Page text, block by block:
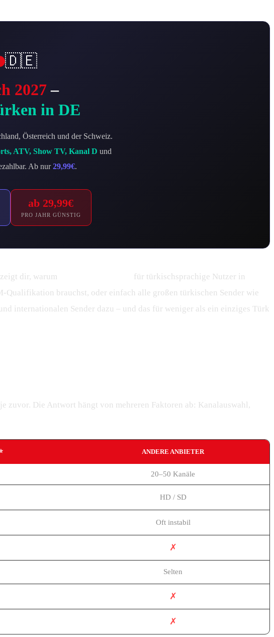
🇩🇪
2027–
in DE
Österreich und der Schweiz.
ATV, Show TV, Kanal D und
Ab nur29,99€.
ab 29,99€
PRO JAHR GÜNSTIG
dir, warum
für türkischsprachige Nutzer in
Qualifikation brauchst, oder einfach alle großen türkischen Sender wie
internationalen Sender dazu – und das für weniger als ein einziges Türk
zuvor. Die Antwort hängt von mehreren Faktoren ab: Kanalauswahl,
ANDERE ANBIETER
20–50 Kanäle
HD / SD
Oft instabil
✗
Selten
✗
✗